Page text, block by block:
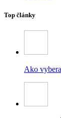
Top články
Ako